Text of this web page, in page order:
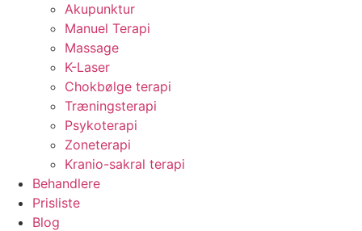
Akupunktur
Manuel Terapi
Massage
K-Laser
Chokbølge terapi
Træningsterapi
Psykoterapi
Zoneterapi
Kranio-sakral terapi
Behandlere
Prisliste
Blog